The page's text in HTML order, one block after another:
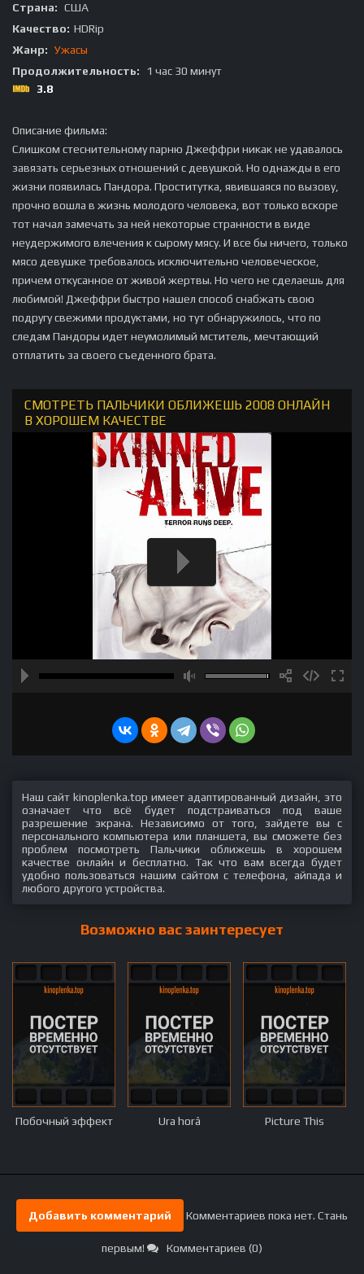
Страна: США
Качество: HDRip
Жанр: Ужасы
Продолжительность:
1 час 30 минут
3.8
Описание фильма:
Слишком стеснительному парню Джеффри никак не удавалось
завязать серьезных отношений с девушкой. Но однажды в его
жизни появилась Пандора. Проститутка, явившаяся по вызову,
прочно вошла в жизнь молодого человека, вот только вскоре
тот начал замечать за ней некоторые странности в виде
неудержимого влечения к сырому мясу. И все бы ничего, только
мясо девушке требовалось исключительно человеческое,
причем откусанное от живой жертвы. Но чего не сделаешь для
любимой! Джеффри быстро нашел способ снабжать свою
подругу свежими продуктами, но тут обнаружилось, что по
следам Пандоры идет неумолимый мститель, мечтающий
отплатить за своего съеденного брата.
СМОТРЕТЬ ПАЛЬЧИКИ ОБЛИЖЕШЬ 2008 ОНЛАЙН
В ХОРОШЕМ КАЧЕСТВЕ
Наш сайт kinoplenka.top имеет адаптированный дизайн, это
означает что всё будет подстраиваться под ваше
разрешение экрана. Независимо от того, зайдете вы с
персонального компьютера или планшета, вы сможете без
проблем посмотреть Пальчики оближешь в хорошем
качестве онлайн и бесплатно. Так что вам всегда будет
удобно пользоваться нашим сайтом с телефона, айпада и
любого другого устройства.
Возможно вас заинтересует
Побочный эффект Ura horâ Picture This
Добавить комментарий Комментариев пока нет. Стань
первым! Комментариев (0)